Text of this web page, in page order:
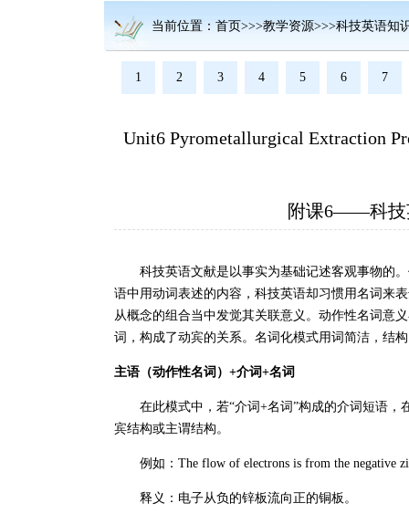
当前位置：首页>>>教学资源>>>科技英语知
1 2 3 4 5 6 7
Unit6 Pyrometallurgical Extraction
附课6——科技
科技英语文献是以事实为基础记述客观事物的。
语中用动词表述的内容，科技英语却习惯用名词来
从概念的组合当中发觉其关联意义。动作性名词意
词，构成了动宾的关系。名词化模式用词简洁，结
主语（动作性名词）+介词+名词
在此模式中，若“介词+名词”构成的介词短语，
宾结构或主谓结构。
例如：The flow of electrons is from the negative
释义：电子从负的锌板流向正的铜板。